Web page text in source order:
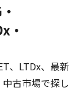
・
、LTDx、最新
中古市場で探し